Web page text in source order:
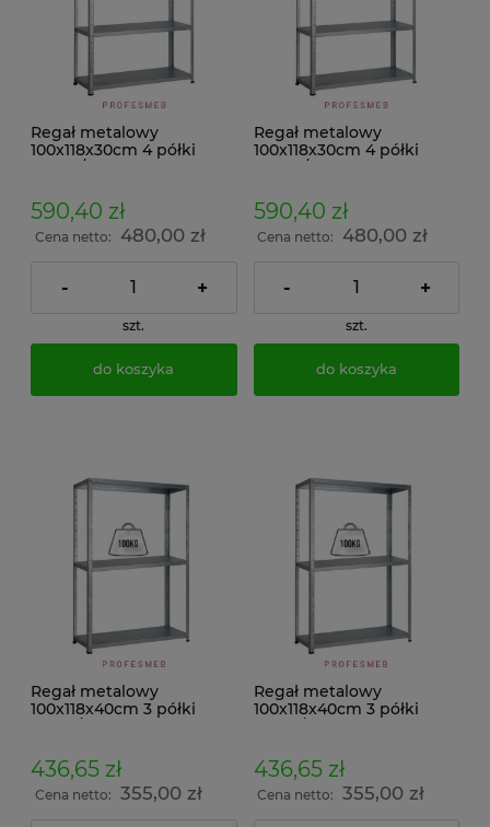
Regał metalowy
100x118x30cm 4 półki
200kg/p malowany
dokumenty w archiwum i
do magazynu
590,40 zł
Cena netto: 480,00 zł
- +
szt.
do koszyka
Regał metalowy
100x118x30cm 4 półki
200kg/p ocynkowany
dokumenty w archiwum i
do magazynu
590,40 zł
Cena netto: 480,00 zł
- +
szt.
do koszyka
Regał metalowy
100x118x40cm 3 półki
dokumenty w archiwum i
do magazynu
436,65 zł
Cena netto: 355,00 zł
Regał metalowy
100x118x40cm 3 półki
dokumenty w archiwum i
do magazynu
436,65 zł
Cena netto: 355,00 zł